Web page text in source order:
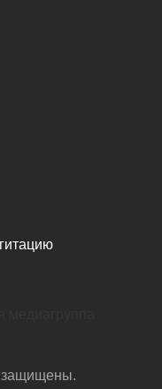
защищены.